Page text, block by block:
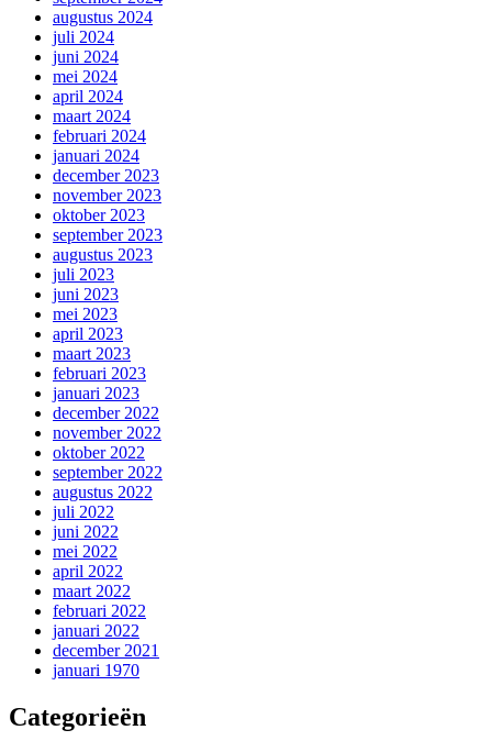
augustus 2024
juli 2024
juni 2024
mei 2024
april 2024
maart 2024
februari 2024
januari 2024
december 2023
november 2023
oktober 2023
september 2023
augustus 2023
juli 2023
juni 2023
mei 2023
april 2023
maart 2023
februari 2023
januari 2023
december 2022
november 2022
oktober 2022
september 2022
augustus 2022
juli 2022
juni 2022
mei 2022
april 2022
maart 2022
februari 2022
januari 2022
december 2021
januari 1970
Categorieën